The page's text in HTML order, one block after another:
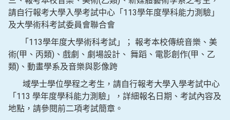
請自行報考大學入學考試中心「113學年度學科能力測驗」
及大學術科考試委員會聯合會
「113學年度大學術科考試」； 報考本校傳統音樂、美
術(甲、丙類)、戲劇、劇場設計、 舞蹈、電影創作(甲、乙
類)、動畫學系及音樂與影像跨
域學士學位學程之考生，請自行報考大學入學考試中心
「113 學年度學科能力測驗」，詳細報名日期、考試內容及
地點，請參閱前二項考試簡章。